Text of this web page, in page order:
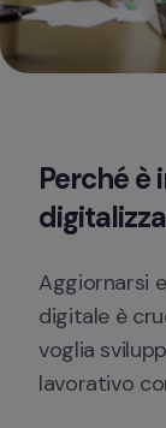
Perché
Aggiornarsi
digitale è
voglia
lavorativo